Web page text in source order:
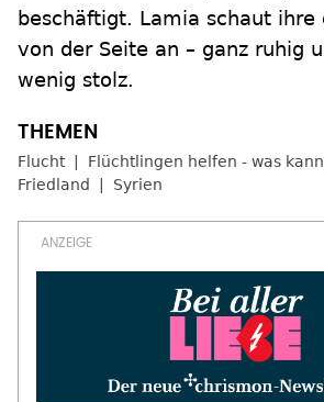
beschäftigt. Lamia schaut ihre
von der Seite an – ganz ruhig
wenig stolz.
Flucht
Flüchtlingen helfen - was
Friedland
Syrien